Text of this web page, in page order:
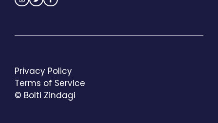
© Bolti Zindagi
Privacy Policy
Terms of Service